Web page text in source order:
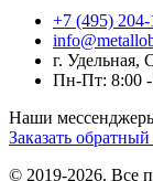
+7 (495) 204-
г. Удельная,
Пн-Пт: 8:00 -
Наши
Заказать
© 2019-2026. Все